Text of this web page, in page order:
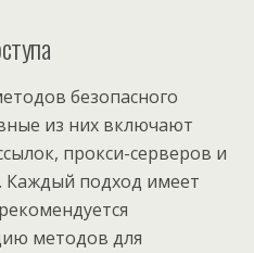
безопасного
из них включают
прокси-серверов и
подход имеет
методов для